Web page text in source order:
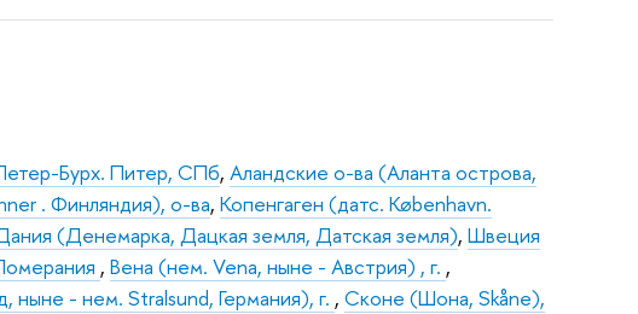
Бурх. Питер, СПб,Аландские о-ва (Аланта острова,
. Финляндия), о-ва,Копенгаген (датс. København.
(Денемарка, Дацкая земля, Датская земля),Швеция
,Вена (нем. Vena, ныне - Австрия) , г. ,
ныне - нем. Stralsund, Германия), г. ,Сконе (Шона, Skåne),